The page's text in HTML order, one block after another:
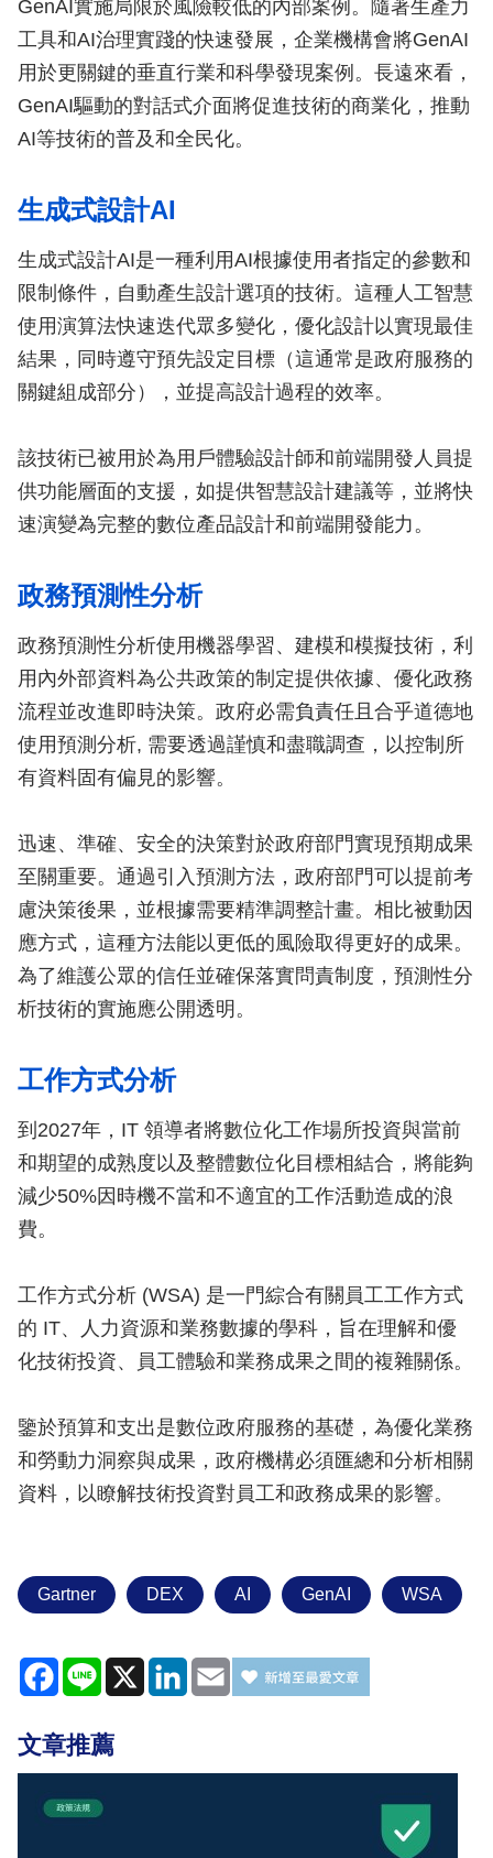
GenAI實施局限於風險較低的內部案例。隨著生產力
工具和AI治理實踐的快速發展，企業機構會將GenAI
用於更關鍵的垂直行業和科學發現案例。長遠來看，
GenAI驅動的對話式介面將促進技術的商業化，推動
AI等技術的普及和全民化。
生成式設計AI
生成式設計AI是一種利用AI根據使用者指定的參數和
限制條件，自動產生設計選項的技術。這種人工智慧
使用演算法快速迭代眾多變化，優化設計以實現最佳
結果，同時遵守預先設定目標（這通常是政府服務的
關鍵組成部分），並提高設計過程的效率。
該技術已被用於為用戶體驗設計師和前端開發人員提
供功能層面的支援，如提供智慧設計建議等，並將快
速演變為完整的數位產品設計和前端開發能力。
政務預測性分析
政務預測性分析使用機器學習、建模和模擬技術，利
用內外部資料為公共政策的制定提供依據、優化政務
流程並改進即時決策。政府必需負責任且合乎道德地
使用預測分析, 需要透過謹慎和盡職調查，以控制所
有資料固有偏見的影響。
迅速、準確、安全的決策對於政府部門實現預期成果
至關重要。通過引入預測方法，政府部門可以提前考
慮決策後果，並根據需要精準調整計畫。相比被動因
應方式，這種方法能以更低的風險取得更好的成果。
為了維護公眾的信任並確保落實問責制度，預測性分
析技術的實施應公開透明。
工作方式分析
到2027年，IT 領導者將數位化工作場所投資與當前
和期望的成熟度以及整體數位化目標相結合，將能夠
減少50%因時機不當和不適宜的工作活動造成的浪
費。
工作方式分析 (WSA) 是一門綜合有關員工工作方式
的 IT、人力資源和業務數據的學科，旨在理解和優
化技術投資、員工體驗和業務成果之間的複雜關係。
鑒於預算和支出是數位政府服務的基礎，為優化業務
和勞動力洞察與成果，政府機構必須匯總和分析相關
資料，以瞭解技術投資對員工和政務成果的影響。
Gartner DEX AI GenAI WSA
Facebook
Line X LinkedIn
Email
文章推薦